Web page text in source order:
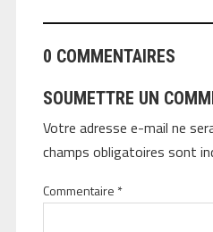
0 COMMENTAIRES
SOUMETTRE UN
Votre adresse e-mail ne
champs obligatoires sont
Commentaire *